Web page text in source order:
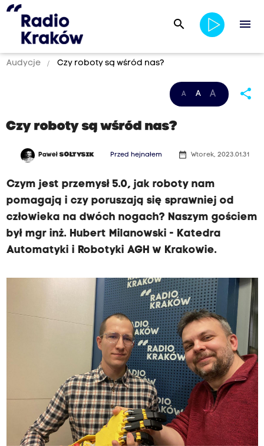
search menu
Audycje Czy roboty są wśród nas?
A A A share
Czy roboty są wśród nas?
PawełSOŁTYSIK Przed hejnałem date_range Wtorek, 2023.01.31
Czym jest przemysł 5.0, jak roboty nam
pomagają i czy poruszają się sprawniej od
człowieka na dwóch nogach? Naszym gościem
był mgr inż. Hubert Milanowski - Katedra
Automatyki i Robotyki AGH w Krakowie.